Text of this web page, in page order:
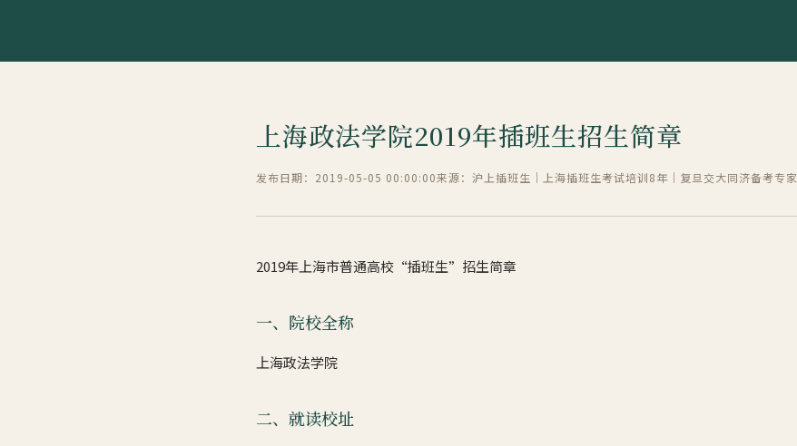
上海政法学院2019年插班生招生简章
发布日期：2019-05-05 00:00:00来源：沪上插班生｜上海插班生考试培训8年｜复旦交大同济备考专家
2019年上海市普通高校“插班生”招生简章
一、院校全称
上海政法学院
二、就读校址